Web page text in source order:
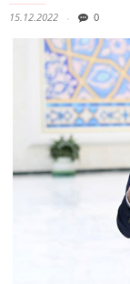
15.12.2022 0